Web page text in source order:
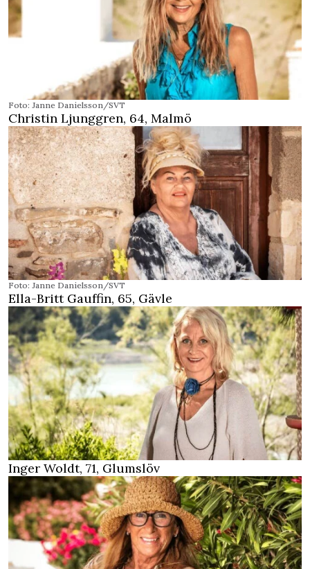
Foto: Janne Danielsson/SVT
Christin Ljunggren, 64, Malmö
Foto: Janne Danielsson/SVT
Ella-Britt Gauffin, 65, Gävle
Inger Woldt, 71, Glumslöv